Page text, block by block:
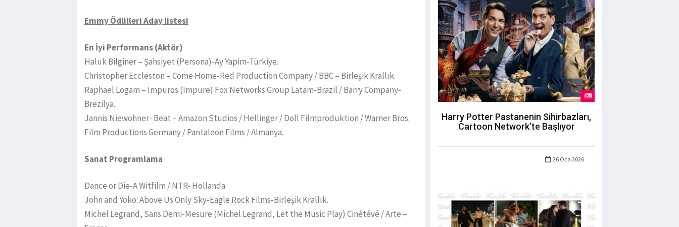
Emmy Ödülleri Aday listesi
En İyi Performans (Aktör)
Haluk Bilginer – Şahsiyet (Persona)-Ay Yapim-Türkiye.
Christopher Eccleston – Come Home-Red Production Company / BBC – Birleşik Krallık.
Raphael Logam – Impuros (Impure) Fox Networks Group Latam-Brazil / Barry Company-
Brezilya.
Jannis Niewöhner- Beat – Amazon Studios / Hellinger / Doll Filmproduktion / Warner Bros.
Film Productions Germany / Pantaleon Films / Almanya.
Sanat Programlama
Dance or Die-A Witfilm / NTR- Hollanda
John and Yoko: Above Us Only Sky-Eagle Rock Films-Birleşik Krallık.
Michel Legrand, Sans Demi-Mesure (Michel Legrand, Let the Music Play) Cinétévé / Arte –
Harry Potter Pastanenin Sihirbazları,
Cartoon Network’te Başlıyor
26 Oca 2026